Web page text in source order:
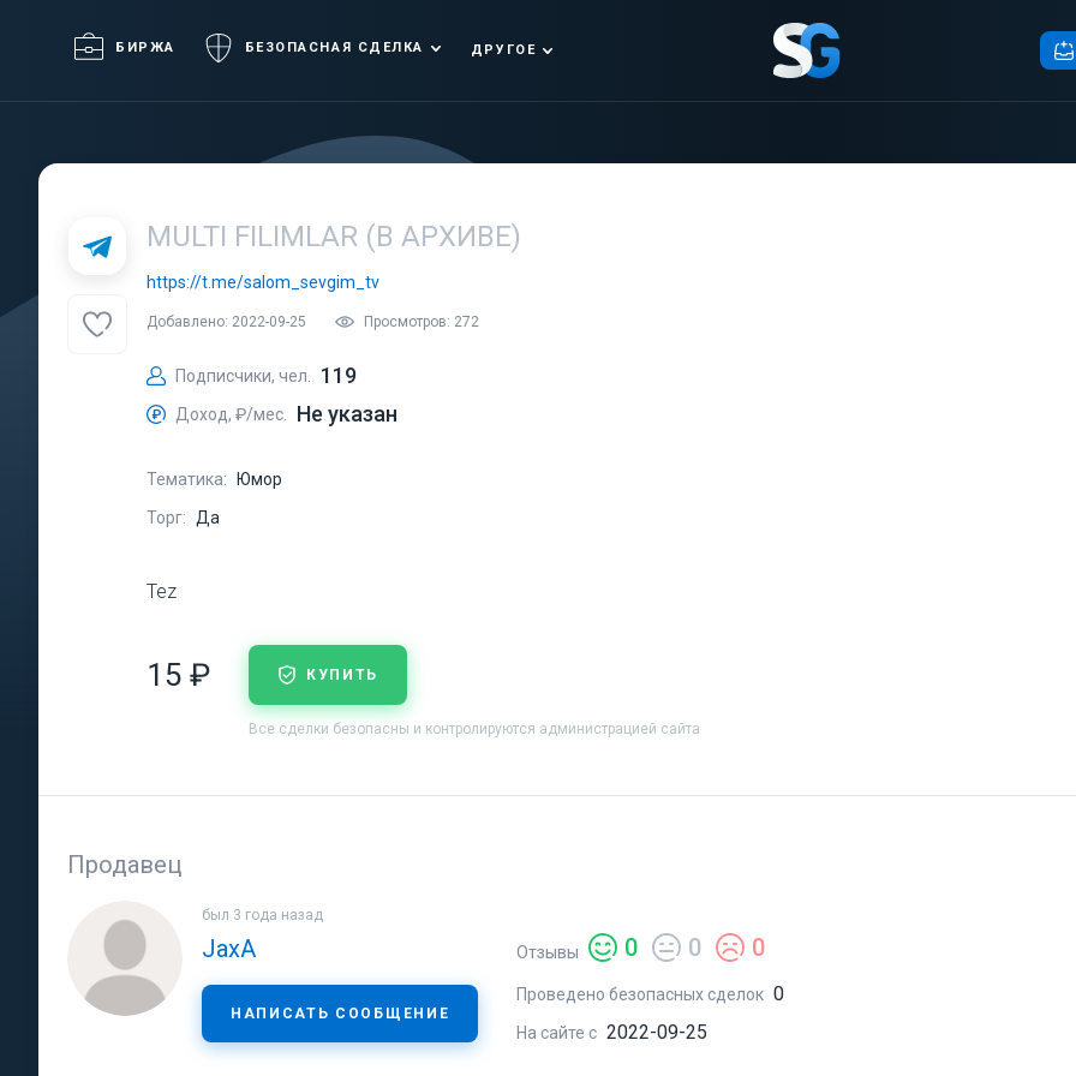
БИРЖА БЕЗОПАСНАЯ СДЕЛКА ДРУГОЕ
MULTI FILIMLAR (В АРХИВЕ)
https://t.me/salom_sevgim_tv
Добавлено: 2022-09-25 Просмотров: 272
Подписчики, чел. 119
Доход, ₽/мес. Не указан
Тематика:
Юмор
Торг:
Да
Tez
15 ₽ КУПИТЬ
Все сделки безопасны и контролируются администрацией сайта
Продавец
был 3 года назад
JaxA
НАПИСАТЬ СООБЩЕНИЕ
Отзывы 0 0 0
Проведено безопасных сделок 0
На сайте с 2022-09-25